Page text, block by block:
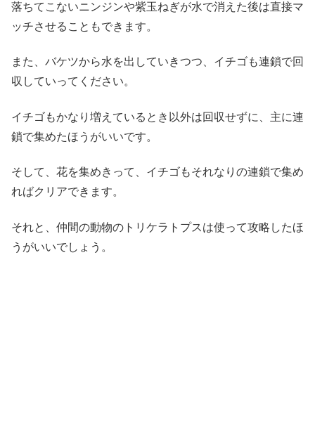
落ちてこないニンジンや紫玉ねぎが水で消えた後は直接マ
ッチさせることもできます。
また、バケツから水を出していきつつ、イチゴも連鎖で回
収していってください。
イチゴもかなり増えているとき以外は回収せずに、主に連
鎖で集めたほうがいいです。
そして、花を集めきって、イチゴもそれなりの連鎖で集め
ればクリアできます。
それと、仲間の動物のトリケラトプスは使って攻略したほ
うがいいでしょう。